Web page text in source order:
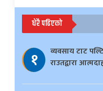
धेरै पढिएको
१
व्यवसाय टाट
राउतद्वारा